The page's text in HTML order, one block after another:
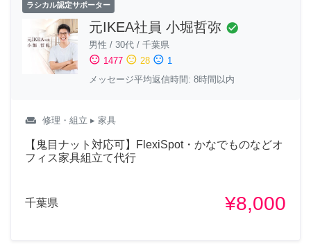
ラシカル認定サポーター
元IKEA社員 小堀哲弥 check_circle
男性 / 30代 / 千葉県
sentiment_satisfied 1477 sentiment_neutral 28 sentiment_dissatisfied 1
メッセージ平均返信時間: 8時間以内
weekend 修理・組立 ▸ 家具
【鬼目ナット対応可】FlexiSpot・かなでものなどオ
フィス家具組立て代行
千葉県 ¥8,000